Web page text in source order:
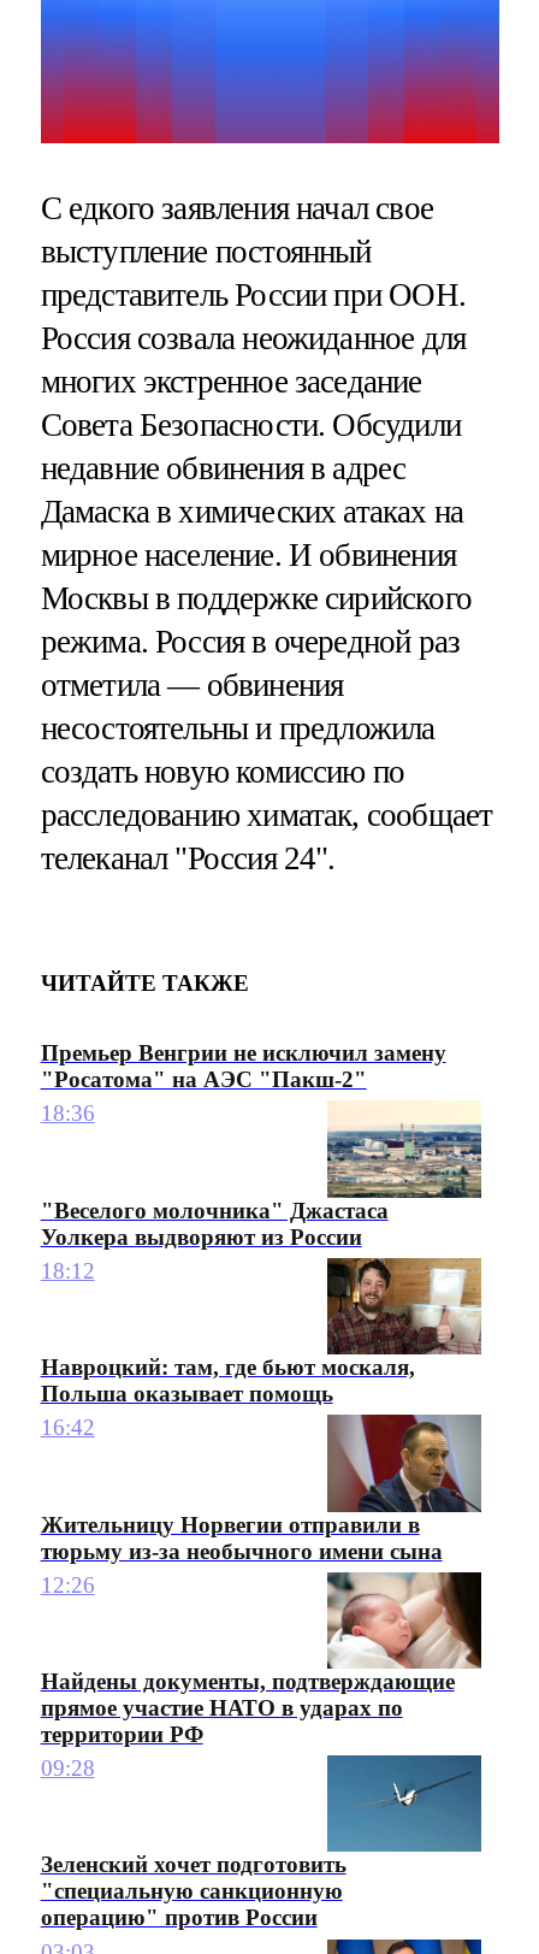
С едкого заявления начал свое
выступление постоянный
представитель России при ООН.
Россия созвала неожиданное для
многих экстренное заседание
Совета Безопасности. Обсудили
недавние обвинения в адрес
Дамаска в химических атаках на
мирное население. И обвинения
Москвы в поддержке сирийского
режима. Россия в очередной раз
отметила — обвинения
несостоятельны и предложила
создать новую комиссию по
расследованию химатак, сообщает
телеканал "Россия 24".
ЧИТАЙТЕ ТАКЖЕ
Премьер Венгрии не исключил замену
"Росатома" на АЭС "Пакш-2"
18:36
"Веселого молочника" Джастаса
Уолкера выдворяют из России
18:12
Навроцкий: там, где бьют москаля,
Польша оказывает помощь
16:42
Жительницу Норвегии отправили в
тюрьму из-за необычного имени сына
12:26
Найдены документы, подтверждающие
прямое участие НАТО в ударах по
территории РФ
09:28
Зеленский хочет подготовить
"специальную санкционную
операцию" против России